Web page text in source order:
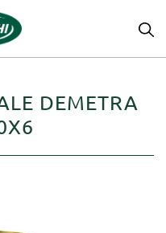
DEMETRA